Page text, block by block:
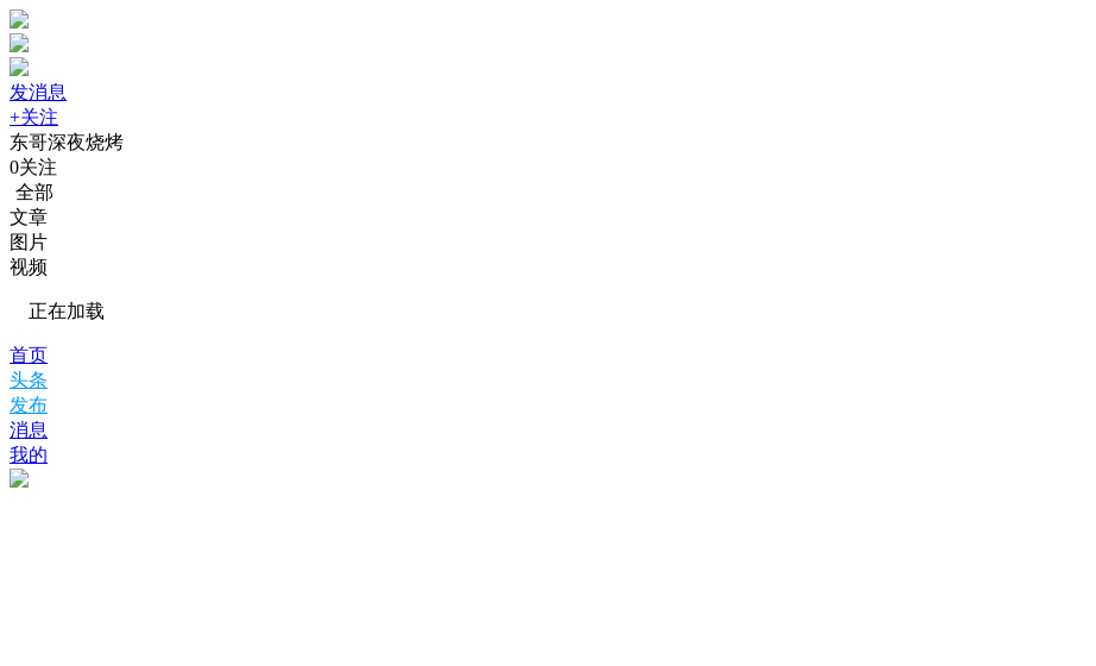
发消息
+关注
东哥深夜烧烤
0关注
全部
文章
图片
视频
正在加载
首页
头条
发布
消息
我的